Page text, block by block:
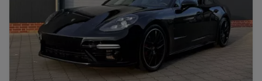
Chevrolet Dodge